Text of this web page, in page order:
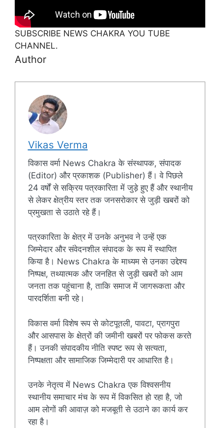
SUBSCRIBE NEWS CHAKRA YOU TUBE
CHANNEL.
Author
Vikas Verma
विकास वर्मा News Chakra के संस्थापक, संपादक
(Editor) और प्रकाशक (Publisher) हैं। वे पिछले
24 वर्षों से सक्रिय पत्रकारिता में जुड़े हुए हैं और स्थानीय
से लेकर क्षेत्रीय स्तर तक जनसरोकार से जुड़ी खबरों को
प्रमुखता से उठाते रहे हैं।
पत्रकारिता के क्षेत्र में उनके अनुभव ने उन्हें एक
जिम्मेदार और संवेदनशील संपादक के रूप में स्थापित
किया है। News Chakra के माध्यम से उनका उद्देश्य
निष्पक्ष, तथ्यात्मक और जनहित से जुड़ी खबरों को आम
जनता तक पहुंचाना है, ताकि समाज में जागरूकता और
पारदर्शिता बनी रहे।
विकास वर्मा विशेष रूप से कोटपूतली, पावटा, प्रागपुरा
और आसपास के क्षेत्रों की जमीनी खबरों पर फोकस करते
हैं। उनकी संपादकीय नीति स्पष्ट रूप से सत्यता,
निष्पक्षता और सामाजिक जिम्मेदारी पर आधारित है।
उनके नेतृत्व में News Chakra एक विश्वसनीय
स्थानीय समाचार मंच के रूप में विकसित हो रहा है, जो
आम लोगों की आवाज़ को मजबूती से उठाने का कार्य कर
रहा है।